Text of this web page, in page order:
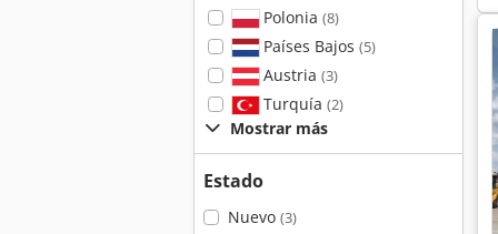
Polonia (8)
Países Bajos (5)
Austria (3)
Turquía (2)
Mostrar más
Estado
Nuevo (3)